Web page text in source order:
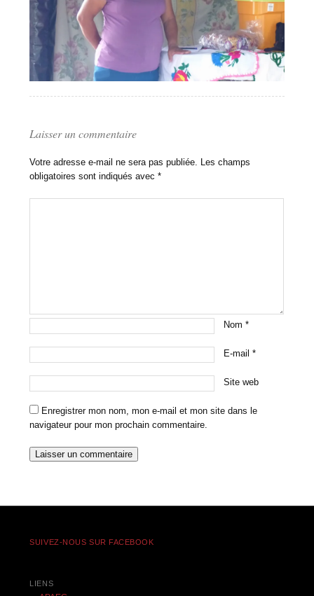
Laisser un commentaire
Votre adresse e-mail ne sera pas publiée. Les champs
obligatoires sont indiqués avec*
Nom*
E-mail*
Site web
Enregistrer mon nom, mon e-mail et mon site dans le
navigateur pour mon prochain commentaire.
SUIVEZ-NOUS SUR FACEBOOK
LIENS